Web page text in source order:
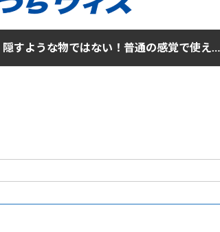
カツラはファッション！隠すような物ではない！普通の感覚で使える！岡山 60代 (男性)